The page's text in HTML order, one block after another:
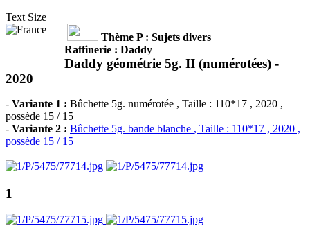
Text Size
Thème P : Sujets divers
Raffinerie : Daddy
Daddy géométrie 5g. II (numérotées) -
2020
- Variante 1 : Bûchette 5g. numérotée , Taille : 110*17 , 2020 ,
possède 15 / 15
- Variante 2 : Bûchette 5g. bande blanche , Taille : 110*17 , 2020 ,
possède 15 / 15
1